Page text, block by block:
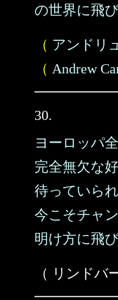
の世界に飛
（ アンドリ
（ Andrew
30.
ヨーロッパ
完全無欠な
待っていら
今こそチャン
明け方に飛
（ リンドバ